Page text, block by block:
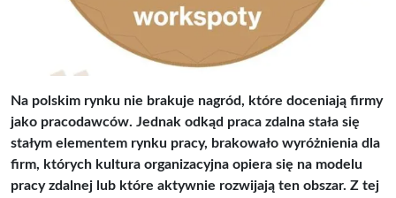
Na polskim rynku nie brakuje nagród, które doceniają firmy
jako pracodawców. Jednak odkąd praca zdalna stała się
stałym elementem rynku pracy, brakowało wyróżnienia dla
firm, których kultura organizacyjna opiera się na modelu
pracy zdalnej lub które aktywnie rozwijają ten obszar. Z tej